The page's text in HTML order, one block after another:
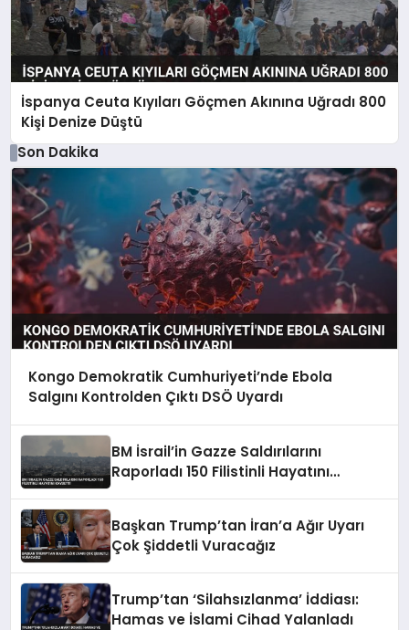
İspanya Ceuta Kıyıları Göçmen Akınına Uğradı 800
Kişi Denize Düştü
Son Dakika
Kongo Demokratik Cumhuriyeti’nde Ebola
Salgını Kontrolden Çıktı DSÖ Uyardı
BM İsrail’in Gazze Saldırılarını
Raporladı 150 Filistinli Hayatını
Başkan Trump’tan İran’a Ağır Uyarı
Çok Şiddetli Vuracağız
Trump’tan ‘Silahsızlanma’ İddiası:
Hamas ve İslami Cihad Yalanladı